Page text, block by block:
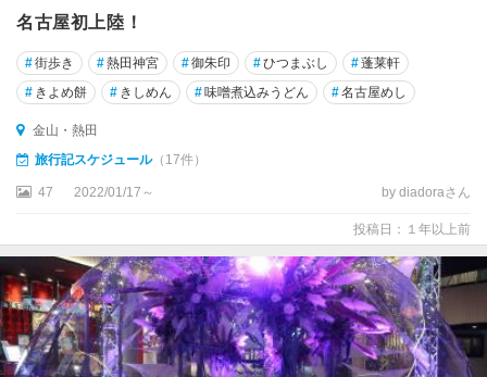
名古屋初上陸！
#街歩き #熱田神宮 #御朱印 #ひつまぶし #蓬莱軒
# きよめ餅 # きしめん #味噌煮込みうどん #名古屋めし
金山・熱田
旅行記スケジュール（17件）
47 2022/01/17～ by diadoraさん
投稿日：１年以上前